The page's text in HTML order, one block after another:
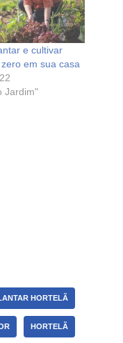
e cultivar
em sua casa
Jardim"
HORTELÃ
HORTELÃ